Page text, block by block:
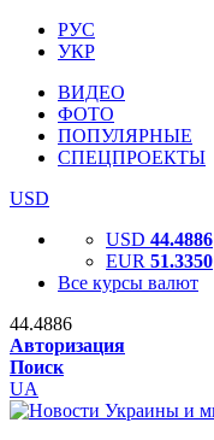
РУС
УКР
ВИДЕО
ФОТО
ПОПУЛЯРНЫЕ
СПЕЦПРОЕКТЫ
USD
USD 44.4886
EUR 51.3350
Все курсы валют
44.4886
Авторизация
Поиск
UA